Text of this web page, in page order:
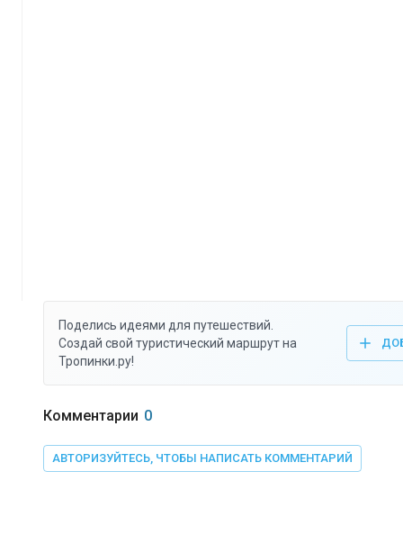
Поделись идеями для путешествий.
Создай свой туристический маршрут на
Тропинки.ру!
Комментарии 0
АВТОРИЗУЙТЕСЬ, ЧТОБЫ НАПИСАТЬ КОММЕНТАРИЙ